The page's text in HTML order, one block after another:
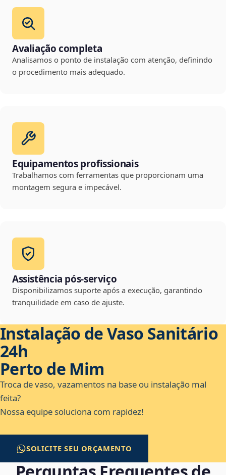
Avaliação completa
Analisamos o ponto de instalação com atenção, definindo
o procedimento mais adequado.
Equipamentos profissionais
Trabalhamos com ferramentas que proporcionam uma
montagem segura e impecável.
Assistência pós-serviço
Disponibilizamos suporte após a execução, garantindo
tranquilidade em caso de ajuste.
Instalação de Vaso Sanitário
24h
Perto de Mim
Troca de vaso, vazamentos na base ou instalação mal
feita?
Nossa equipe soluciona com rapidez!
SOLICITE SEU ORÇAMENTO